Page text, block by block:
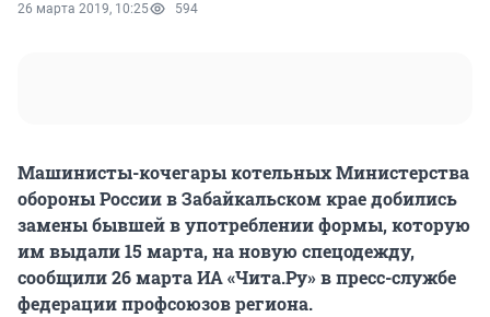
26 марта 2019, 10:25 594
Машинисты-кочегары котельных Министерства
обороны России в Забайкальском крае добились
замены бывшей в употреблении формы, которую
им выдали 15 марта, на новую спецодежду,
сообщили 26 марта ИА «Чита.Ру» в пресс-службе
федерации профсоюзов региона.